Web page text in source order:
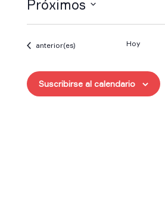
Próximos
fecha.
Eventos
anterior(es) Hoy
Suscribirse al calendario